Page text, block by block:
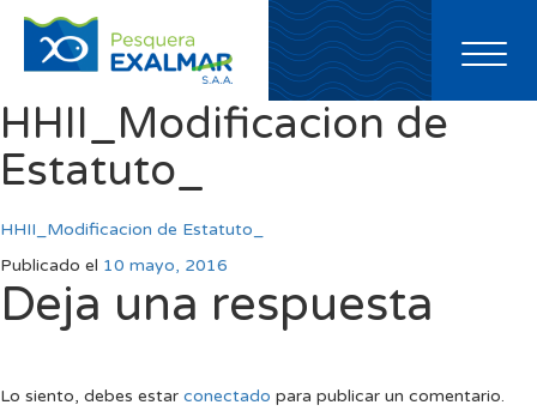
Toggle
HHII_Modificacion de
Estatuto_
HHII_Modificacion de Estatuto_
Publicado el 10 mayo, 2016
Deja una respuesta
Lo siento, debes estar conectado para publicar un comentario.